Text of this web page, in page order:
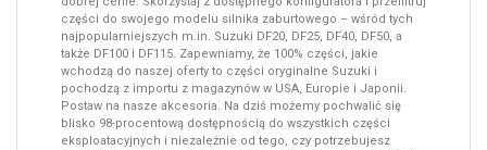
części do swojego modelu silnika zaburtowego – wśród tych
najpopularniejszych m.in. Suzuki DF20, DF25, DF40, DF50, a
także DF100 i DF115. Zapewniamy, że 100% części, jakie
wchodzą do naszej oferty to części oryginalne Suzuki i
pochodzą z importu z magazynów w USA, Europie i Japonii.
Postaw na nasze akcesoria. Na dziś możemy pochwalić się
blisko 98-procentową dostępnością do wszystkich części
eksploatacyjnych i niezależnie od tego, czy potrzebujesz